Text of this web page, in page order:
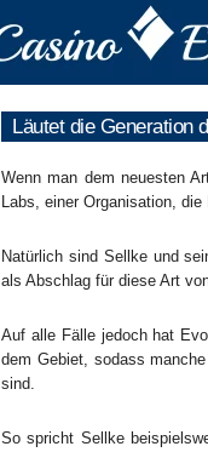
Läutet die Generation
Wenn man dem neuesten
Labs, einer Organisation,
Natürlich sind Sellke und
als Abschlag für diese Art
Auf alle Fälle jedoch hat
dem Gebiet, sodass
sind.
So spricht Sellke